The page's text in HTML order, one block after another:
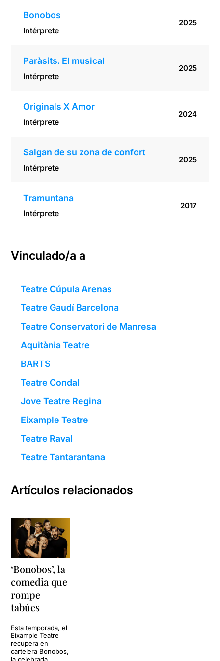
Bonobos
Intérprete
2025
Paràsits. El musical
Intérprete
2025
Originals X Amor
Intérprete
2024
Salgan de su zona de confort
Intérprete
2025
Tramuntana
Intérprete
2017
Vinculado/a a
Teatre Cúpula Arenas
Teatre Gaudí Barcelona
Teatre Conservatori de Manresa
Aquitània Teatre
BARTS
Teatre Condal
Jove Teatre Regina
Eixample Teatre
Teatre Raval
Teatre Tantarantana
Artículos relacionados
‘Bonobos’, la
comedia que
rompe
tabúes
Esta temporada, el
Eixample Teatre
recupera en
cartelera Bonobos,
la celebrada